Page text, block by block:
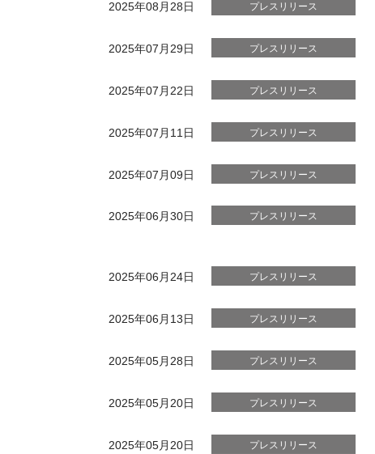
2025年08月28日 プレスリリース
2025年07月29日 プレスリリース
2025年07月22日 プレスリリース
2025年07月11日 プレスリリース
2025年07月09日 プレスリリース
2025年06月30日 プレスリリース
2025年06月24日 プレスリリース
2025年06月13日 プレスリリース
2025年05月28日 プレスリリース
2025年05月20日 プレスリリース
2025年05月20日 プレスリリース